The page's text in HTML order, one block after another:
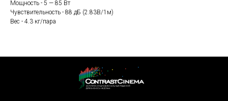
Мощность - 5 — 85 Вт
Чувствительность - 88 дБ (2.83В/1м)
Вес - 4.3 кг/пара